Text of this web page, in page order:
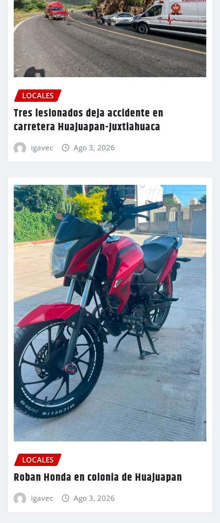
LOCALES
Tres lesionados deja accidente en
carretera Huajuapan-Juxtlahuaca
igavec Ago 3, 2026
LOCALES
Roban Honda en colonia de Huajuapan
igavec Ago 3, 2026